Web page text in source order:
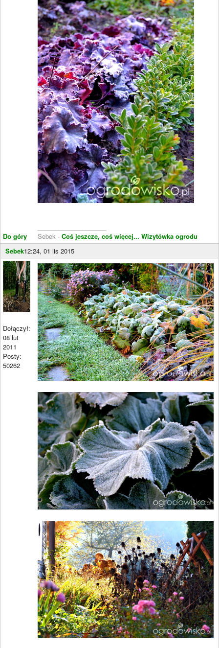
Do góry
Sebek - Coś jeszcze, coś więcej... Wizytówka ogrodu
Sebek12:24, 01 lis 2015
Dołączył:
08 lut
2011
Posty:
50262